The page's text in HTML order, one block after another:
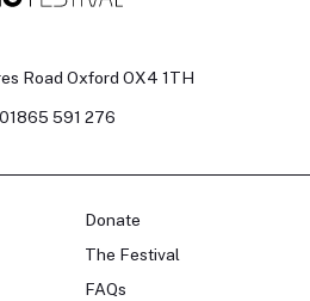
Road Oxford OX4 1TH
01865 591 276
Donate
The Festival
FAQs